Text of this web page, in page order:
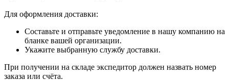
Для оформления доставки:
Составьте и отправьте уведомление в нашу компанию на
бланке вашей организации.
Укажите выбранную службу доставки.
При получении на складе экспедитор должен назвать номер
заказа или счёта.